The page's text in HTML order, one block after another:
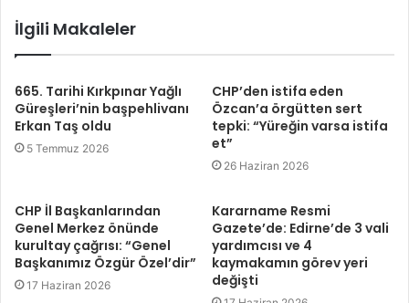
İlgili Makaleler
665. Tarihi Kırkpınar Yağlı
Güreşleri’nin başpehlivanı
Erkan Taş oldu
5 Temmuz 2026
CHP’den istifa eden
Özcan’a örgütten sert
tepki: “Yüreğin varsa istifa
et”
26 Haziran 2026
CHP İl Başkanlarından
Genel Merkez önünde
kurultay çağrısı: “Genel
Başkanımız Özgür Özel’dir”
17 Haziran 2026
Kararname Resmi
Gazete’de: Edirne’de 3 vali
yardımcısı ve 4
kaymakamın görev yeri
değişti